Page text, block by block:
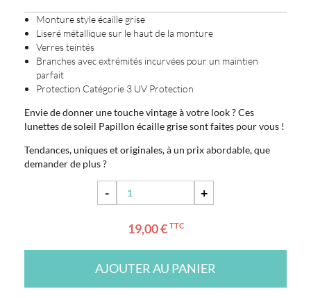
Monture style écaille grise
Liseré métallique sur le haut de la monture
Verres teintés
Branches avec extrémités incurvées pour un maintien
parfait
Protection Catégorie 3 UV Protection
Envie de donner une touche vintage à votre look ? Ces
lunettes de soleil Papillon écaille grise sont faites pour vous !
Tendances, uniques et originales, à un prix abordable, que
demander de plus ?
- +
19,00 € TTC
AJOUTER AU PANIER